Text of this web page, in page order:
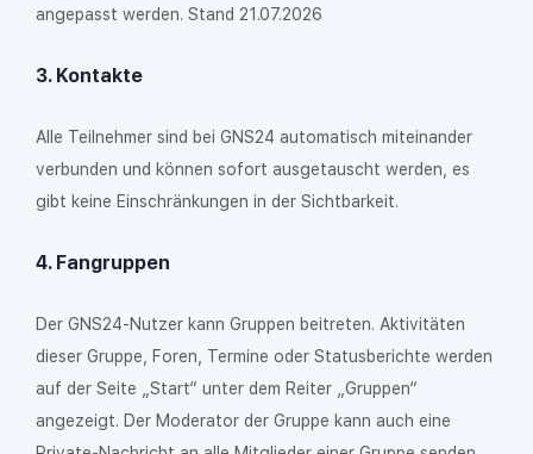
angepasst werden. Stand 21.07.2026
3. Kontakte
Alle Teilnehmer sind bei GNS24 automatisch miteinander
verbunden und können sofort ausgetauscht werden, es
gibt keine Einschränkungen in der Sichtbarkeit.
4. Fangruppen
Der GNS24-Nutzer kann Gruppen beitreten. Aktivitäten
dieser Gruppe, Foren, Termine oder Statusberichte werden
auf der Seite „Start“ unter dem Reiter „Gruppen“
angezeigt. Der Moderator der Gruppe kann auch eine